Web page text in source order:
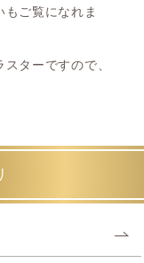
ご覧になれま
ターですので、